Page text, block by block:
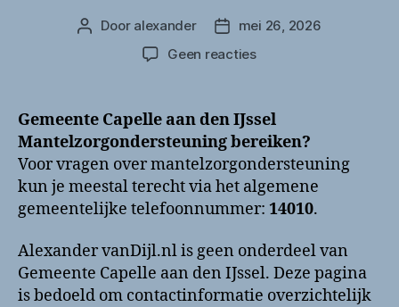
Berichtauteur
Door alexander Berichtdatum
mei 26, 2026
Geen reactiesop
aan
den
IJssel
bellen?
Telefoonnummer
contactinformatie
Gemeente Capelle aan den IJssel
Mantelzorgondersteuning bereiken?
Voor vragen over mantelzorgondersteuning
kun je meestal terecht via het algemene
gemeentelijke telefoonnummer: 14010.
Alexander vanDijl.nl is geen onderdeel van
Gemeente Capelle aan den IJssel. Deze pagina
is bedoeld om contactinformatie overzichtelijk